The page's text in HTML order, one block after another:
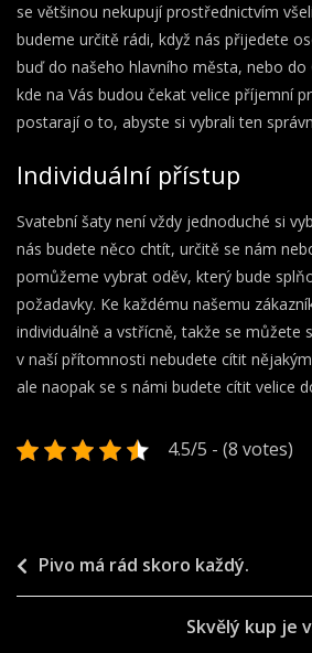
se většinou nekupují prostřednictvím
budeme určitě rádi, když nás přijedete
buď do našeho hlavního města, nebo do
kde na Vás budou čekat velice příjemní
postarají o to, abyste si vybrali ten
Individuální přístup
Svatební šaty není vždy jednoduché si
nás budete něco chtít, určitě se nám
pomůžeme vybrat oděv, který bude
požadavky. Ke každému našemu
individuálně a vstřícně, takže se můžete
v naší přítomnosti nebudete cítit
ale naopak se s námi budete cítit velice
4.5/5 - (8 votes)
Navigace
pro
Pivo má rád skoro každý.
Skvělý kup je